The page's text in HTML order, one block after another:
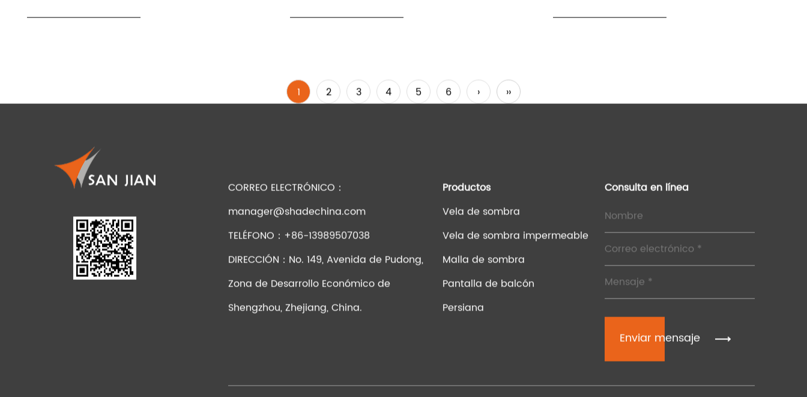
1 2 3 4 5 6 › ››
CORREO ELECTRÓNICO：
manager@shadechina.com
TELÉFONO：+86-13989507038
DIRECCIÓN：No. 149, Avenida de Pudong,
Zona de Desarrollo Económico de
Shengzhou, Zhejiang, China.
Productos
Vela de sombra
Vela de sombra impermeable
Malla de sombra
Pantalla de balcón
Persiana
Consulta en línea
Enviar mensaje